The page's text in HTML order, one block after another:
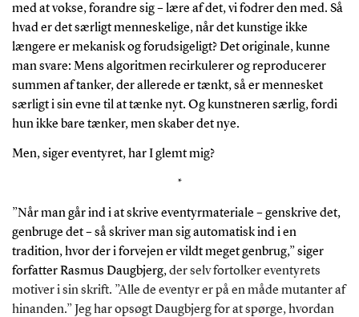
med at vokse, forandre sig – lære af det, vi fodrer den med. Så
hvad er det særligt menneskelige, når det kunstige ikke
længere er mekanisk og forudsigeligt? Det originale, kunne
man svare: Mens algoritmen recirkulerer og reproducerer
summen af tanker, der allerede er tænkt, så er mennesket
særligt i sin evne til at tænke nyt. Og kunstneren særlig, fordi
hun ikke bare tænker, men skaber det nye.
Men, siger eventyret, har I glemt mig?
*
”Når man går ind i at skrive eventyrmateriale – genskrive det,
genbruge det – så skriver man sig automatisk ind i en
tradition, hvor der i forvejen er vildt meget genbrug,” siger
forfatter Rasmus Daugbjerg,der selv fortolker eventyrets
motiver i sin skrift. ”Alle de eventyr er på en måde mutanter af
hinanden.” Jeg har opsøgt Daugbjerg for at spørge, hvordan